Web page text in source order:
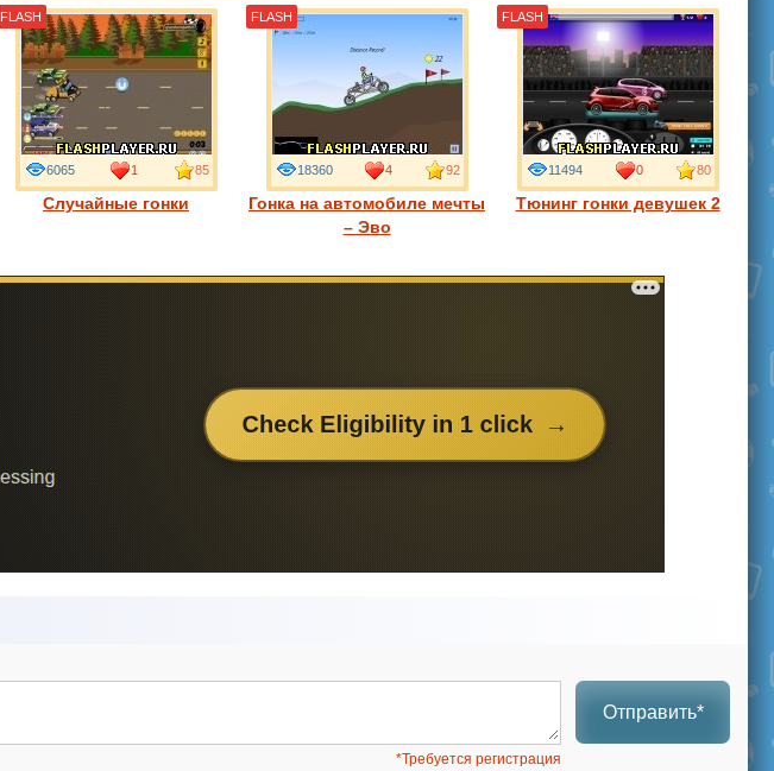
Случайные гонки
6065 1 85
FLASH
Гонка на автомобиле мечты
– Эво
18360 4 92
FLASH
Тюнинг гонки девушек 2
11494 0 80
FLASH
Отправить*
*Требуется регистрация